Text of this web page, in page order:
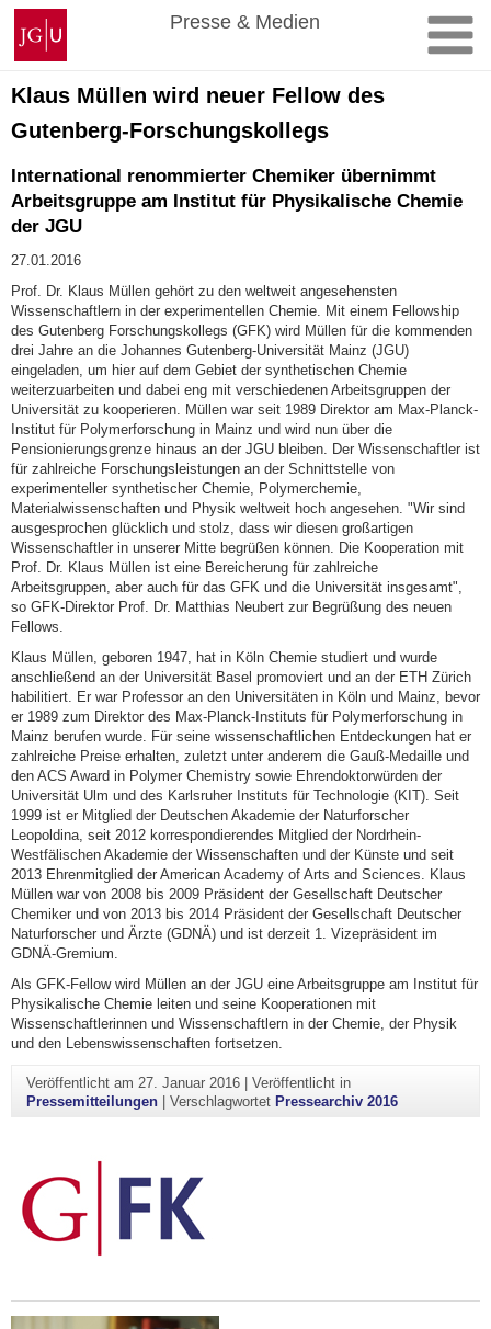
Zum
Inhalt
springen
Johannes
Gutenberg-
Universität
Mainz
Presse & Medien
Klaus Müllen wird neuer Fellow des
Gutenberg-Forschungskollegs
International renommierter Chemiker übernimmt
Arbeitsgruppe am Institut für Physikalische Chemie
der JGU
27.01.2016
Prof. Dr. Klaus Müllen gehört zu den weltweit angesehensten
Wissenschaftlern in der experimentellen Chemie. Mit einem Fellowship
des Gutenberg Forschungskollegs (GFK) wird Müllen für die kommenden
drei Jahre an die Johannes Gutenberg-Universität Mainz (JGU)
eingeladen, um hier auf dem Gebiet der synthetischen Chemie
weiterzuarbeiten und dabei eng mit verschiedenen Arbeitsgruppen der
Universität zu kooperieren. Müllen war seit 1989 Direktor am Max-Planck-
Institut für Polymerforschung in Mainz und wird nun über die
Pensionierungsgrenze hinaus an der JGU bleiben. Der Wissenschaftler ist
für zahlreiche Forschungsleistungen an der Schnittstelle von
experimenteller synthetischer Chemie, Polymerchemie,
Materialwissenschaften und Physik weltweit hoch angesehen. "Wir sind
ausgesprochen glücklich und stolz, dass wir diesen großartigen
Wissenschaftler in unserer Mitte begrüßen können. Die Kooperation mit
Prof. Dr. Klaus Müllen ist eine Bereicherung für zahlreiche
Arbeitsgruppen, aber auch für das GFK und die Universität insgesamt",
so GFK-Direktor Prof. Dr. Matthias Neubert zur Begrüßung des neuen
Fellows.
Klaus Müllen, geboren 1947, hat in Köln Chemie studiert und wurde
anschließend an der Universität Basel promoviert und an der ETH Zürich
habilitiert. Er war Professor an den Universitäten in Köln und Mainz, bevor
er 1989 zum Direktor des Max-Planck-Instituts für Polymerforschung in
Mainz berufen wurde. Für seine wissenschaftlichen Entdeckungen hat er
zahlreiche Preise erhalten, zuletzt unter anderem die Gauß-Medaille und
den ACS Award in Polymer Chemistry sowie Ehrendoktorwürden der
Universität Ulm und des Karlsruher Instituts für Technologie (KIT). Seit
1999 ist er Mitglied der Deutschen Akademie der Naturforscher
Leopoldina, seit 2012 korrespondierendes Mitglied der Nordrhein-
Westfälischen Akademie der Wissenschaften und der Künste und seit
2013 Ehrenmitglied der American Academy of Arts and Sciences. Klaus
Müllen war von 2008 bis 2009 Präsident der Gesellschaft Deutscher
Chemiker und von 2013 bis 2014 Präsident der Gesellschaft Deutscher
Naturforscher und Ärzte (GDNÄ) und ist derzeit 1. Vizepräsident im
GDNÄ-Gremium.
Als GFK-Fellow wird Müllen an der JGU eine Arbeitsgruppe am Institut für
Physikalische Chemie leiten und seine Kooperationen mit
Wissenschaftlerinnen und Wissenschaftlern in der Chemie, der Physik
und den Lebenswissenschaften fortsetzen.
Veröffentlicht am 27. Januar 2016| Veröffentlicht in
Pressemitteilungen| Verschlagwortet Pressearchiv 2016